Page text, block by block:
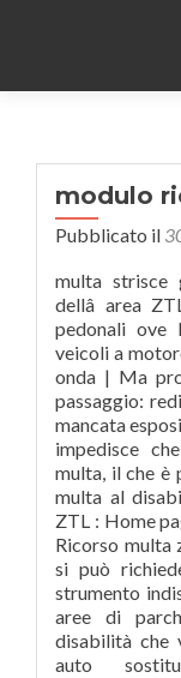
modulo
Pubblicato il
multa strisce
dellâ area
pedonali ove
veicoli a
onda | Ma
passaggio:
mancata
impedisce
multa, il che è
multa al
ZTL : Home
Ricorso multa
si può
strumento
aree di
disabilità che
auto